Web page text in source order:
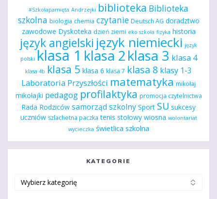
#Szkołapamięta Andrzejki biblioteka Biblioteka
szkolna biologia chemia czytanie Deutsch AG doradztwo
zawodowe Dyskoteka dzień ziemi eko szkoła fizyka historia
język angielski język niemiecki język
polski klasa 1 klasa 2klasa 3 klasa 4
klasa 4b klasa 5 klasa 6 klasa 7 klasa 8 klasy 1-3
Laboratoria Przyszłości matematyka mikołaj
mikołajki pedagog profilaktyka promocja czytelnictwa
Rada Rodziców samorząd szkolny Sport SU sukcesy
uczniów szlachetna paczka tenis stołowy wiosna wolontariat
wycieczka świetlica szkolna
KATEGORIE